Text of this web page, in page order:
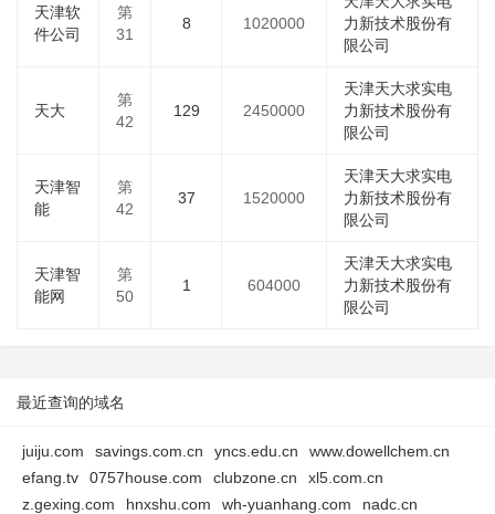
天津软
件公司
第
31
8 1020000
力新技术股份有
限公司
天大
第
42
129 2450000
天津天大求实电
力新技术股份有
限公司
天津智
能
第
42
37 1520000
天津天大求实电
力新技术股份有
限公司
天津智
能网
第
50
1 604000
天津天大求实电
力新技术股份有
限公司
最近查询的域名
juiju.com savings.com.cn yncs.edu.cn
www.dowellchem.cn
efang.tv
0757house.com clubzone.cn
xl5.com.cn
z.gexing.com
hnxshu.com wh-yuanhang.com
nadc.cn